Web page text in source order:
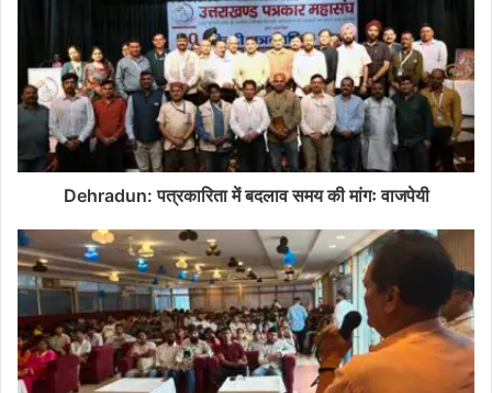
Dehradun: पत्रकारिता में बदलाव समय की मांगः वाजपेयी